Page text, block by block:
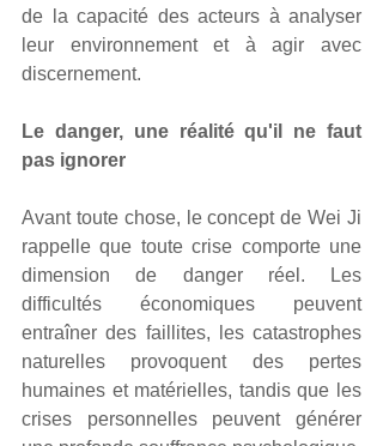
de la capacité des acteurs à analyser
leur environnement et à agir avec
discernement.
Le danger, une réalité qu'il ne faut
pas ignorer
Avant toute chose, le concept de Wei Ji
rappelle que toute crise comporte une
dimension de danger réel. Les
difficultés économiques peuvent
entraîner des faillites, les catastrophes
naturelles provoquent des pertes
humaines et matérielles, tandis que les
crises personnelles peuvent générer